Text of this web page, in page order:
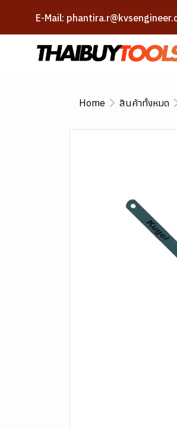
E-Mail:
Home สินค้าทั้งหมด